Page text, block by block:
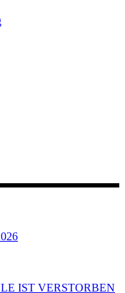
IST VERSTORBEN